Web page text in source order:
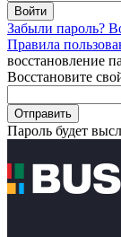
Забыли пароль?
Правила
восстановление
Восстановите
Пароль будет